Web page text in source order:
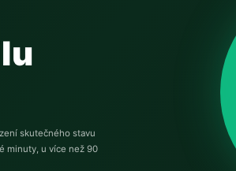
skutečného stavu
minuty, u více než 90